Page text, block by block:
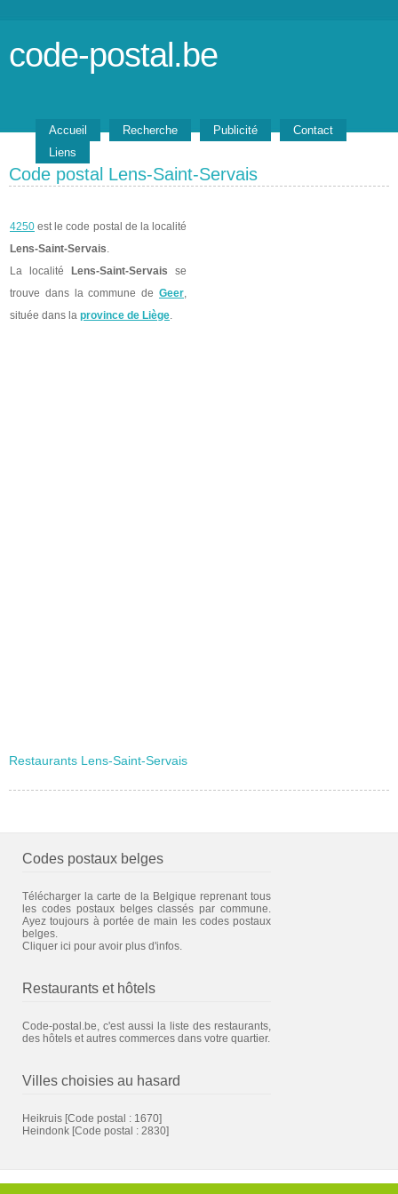
code-postal.be
Accueil Recherche Publicité
Contact
Liens
Code postal Lens-Saint-Servais
4250 est le code postal de la localité
Lens-Saint-Servais.
La localité
Lens-Saint-Servais se
trouve dans la commune de Geer,
située dans la province de Liège.
Restaurants Lens-Saint-Servais
Codes postaux belges
Télécharger la carte de la Belgique reprenant tous
les codes postaux belges classés par commune.
Ayez toujours à portée de main les codes postaux
belges.
Cliquer ici pour avoir plus d'infos.
Restaurants et hôtels
Code-postal.be, c'est aussi la liste des restaurants,
des hôtels et autres commerces dans votre quartier.
Villes choisies au hasard
Heikruis [Code postal : 1670]
Heindonk [Code postal : 2830]